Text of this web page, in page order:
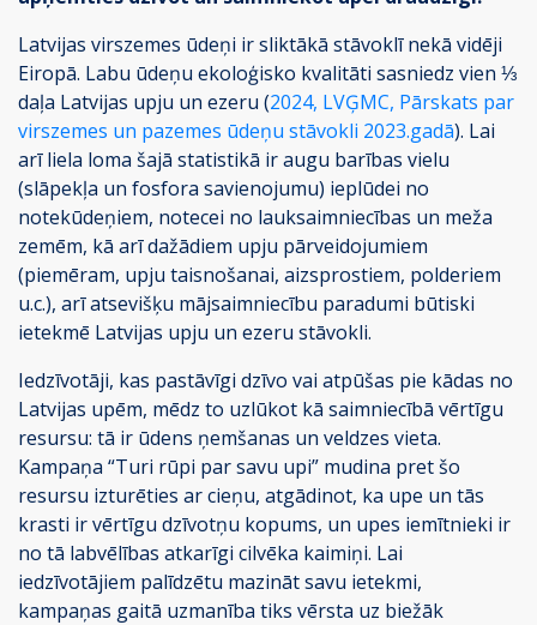
Latvijas virszemes ūdeņi ir sliktākā stāvoklī nekā vidēji
Eiropā. Labu ūdeņu ekoloģisko kvalitāti sasniedz vien ⅓
daļa Latvijas upju un ezeru (2024, LVĢMC, Pārskats par
virszemes un pazemes ūdeņu stāvokli 2023.gadā). Lai
arī liela loma šajā statistikā ir augu barības vielu
(slāpekļa un fosfora savienojumu) ieplūdei no
notekūdeņiem, notecei no lauksaimniecības un meža
zemēm, kā arī dažādiem upju pārveidojumiem
(piemēram, upju taisnošanai, aizsprostiem, polderiem
u.c.), arī atsevišķu mājsaimniecību paradumi būtiski
ietekmē Latvijas upju un ezeru stāvokli.
Iedzīvotāji, kas pastāvīgi dzīvo vai atpūšas pie kādas no
Latvijas upēm, mēdz to uzlūkot kā saimniecībā vērtīgu
resursu: tā ir ūdens ņemšanas un veldzes vieta.
Kampaņa “Turi rūpi par savu upi” mudina pret šo
resursu izturēties ar cieņu, atgādinot, ka upe un tās
krasti ir vērtīgu dzīvotņu kopums, un upes iemītnieki ir
no tā labvēlības atkarīgi cilvēka kaimiņi. Lai
iedzīvotājiem palīdzētu mazināt savu ietekmi,
kampaņas gaitā uzmanība tiks vērsta uz biežāk